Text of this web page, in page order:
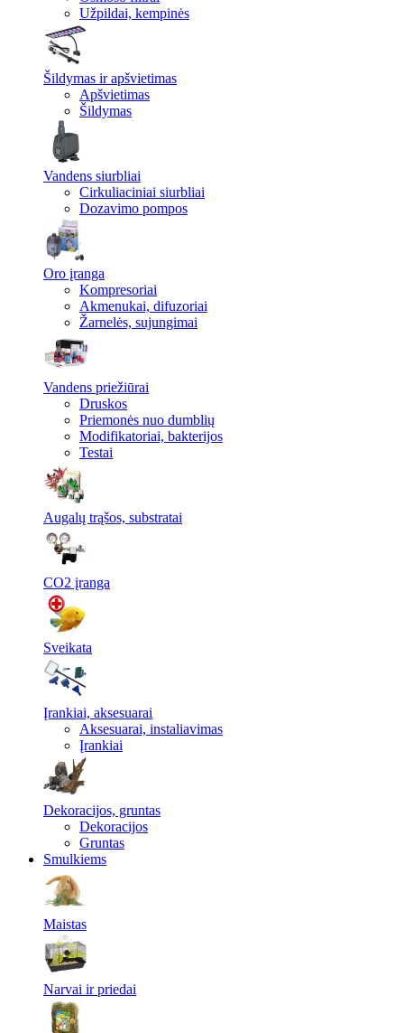
Užpildai, kempinės
Šildymas ir apšvietimas
Apšvietimas
Šildymas
Vandens siurbliai
Cirkuliaciniai siurbliai
Dozavimo pompos
Oro įranga
Kompresoriai
Akmenukai, difuzoriai
Žarnelės, sujungimai
Vandens priežiūrai
Druskos
Priemonės nuo dumblių
Modifikatoriai, bakterijos
Testai
Augalų trąšos, substratai
CO2 įranga
Sveikata
Įrankiai, aksesuarai
Aksesuarai, instaliavimas
Įrankiai
Dekoracijos, gruntas
Dekoracijos
Gruntas
Smulkiems
Maistas
Narvai ir priedai